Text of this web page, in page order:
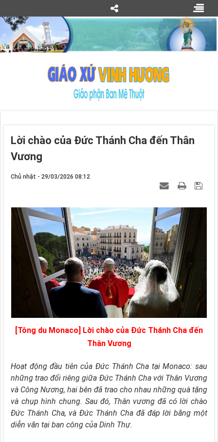
Lời chào của Đức Thánh Cha đến Thân
Vương
Chủ nhật - 29/03/2026 08:12
[Tông du Monaco] Lời chào của Đức Thánh Cha đến
Thân Vương
Hoạt động đầu tiên của Đức Thánh Cha tại Monaco: sau
những trao đổi riêng giữa Đức Thánh Cha với Thân Vương
và Công Nương, hai bên đã trao cho nhau những quà tặng
và chụp hình chung. Sau đó, Thân vương đã có lời chào
Đức Thánh Cha, và Đức Thánh Cha đã đáp lời bằng một
diễn văn tại ban công của Dinh Thự.